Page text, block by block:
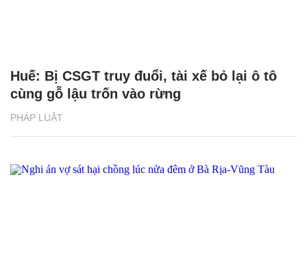
PHÁP LUẬT
Huế: Bị CSGT truy đuổi, tài xế bỏ lại ô tô
cùng gỗ lậu trốn vào rừng